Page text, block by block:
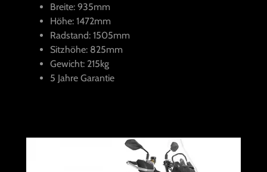
Breite: 935mm
Höhe: 1472mm
Radstand: 1505mm
Sitzhöhe: 825mm
Gewicht: 215kg
5 Jahre Garantie